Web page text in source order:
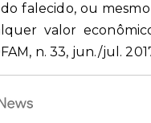
falecido, ou
valor
n. 33, jun./jul.